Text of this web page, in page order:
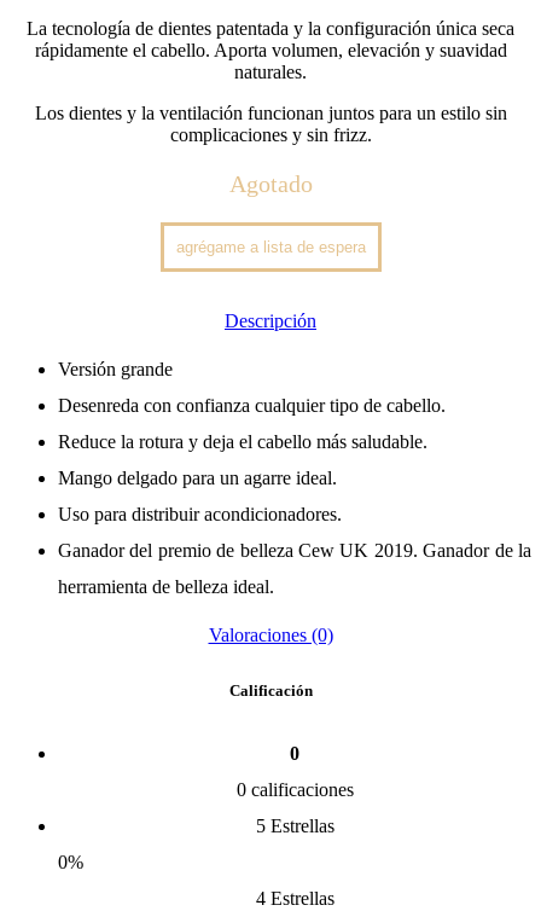
La tecnología de dientes patentada y la configuración única seca
rápidamente el cabello. Aporta volumen, elevación y suavidad
naturales.
Los dientes y la ventilación funcionan juntos para un estilo sin
complicaciones y sin frizz.
Agotado
Descripción
Versión grande
Desenreda con confianza cualquier tipo de cabello.
Reduce la rotura y deja el cabello más saludable.
Mango delgado para un agarre ideal.
Uso para distribuir acondicionadores.
Ganador del premio de belleza Cew UK 2019. Ganador de la
herramienta de belleza ideal.
Valoraciones (0)
Calificación
0
0 calificaciones
5 Estrellas
0%
4 Estrellas